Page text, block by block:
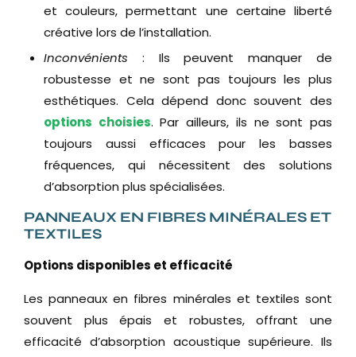
et couleurs, permettant une certaine liberté
créative lors de l’installation.
Inconvénients : Ils peuvent manquer de
robustesse et ne sont pas toujours les plus
esthétiques. Cela dépend donc souvent des
options choisies. Par ailleurs, ils ne sont pas
toujours aussi efficaces pour les basses
fréquences, qui nécessitent des solutions
d’absorption plus spécialisées.
PANNEAUX EN FIBRES MINÉRALES ET
TEXTILES
Options disponibles et efficacité
Les panneaux en fibres minérales et textiles sont
souvent plus épais et robustes, offrant une
efficacité d’absorption acoustique supérieure. Ils